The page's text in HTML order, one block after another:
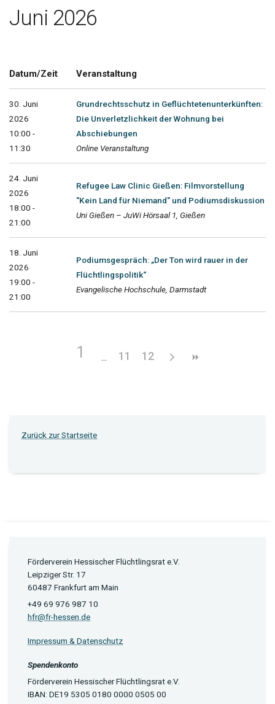
Juni 2026
Datum/Zeit Veranstaltung
30. Juni
2026
10:00 -
11:30
Grundrechtsschutz in Geflüchtetenunterkünften:
Die Unverletzlichkeit der Wohnung bei
Abschiebungen
Online Veranstaltung
24. Juni
2026
18:00 -
21:00
Refugee Law Clinic Gießen: Filmvorstellung
"Kein Land für Niemand" und Podiumsdiskussion
Uni Gießen – JuWi Hörsaal 1, Gießen
18. Juni
2026
19:00 -
21:00
Podiumsgespräch: „Der Ton wird rauer in der
Flüchtlingspolitik“
Evangelische Hochschule, Darmstadt
1 11 12
Zurück zur Startseite
Förderverein Hessischer Flüchtlingsrat e.V.
Leipziger Str. 17
60487 Frankfurt am Main
+49 69 976 987 10
hfr@fr-hessen.de
Impressum & Datenschutz
Spendenkonto
Förderverein Hessischer Flüchtlingsrat e.V.
IBAN: DE19 5305 0180 0000 0505 00